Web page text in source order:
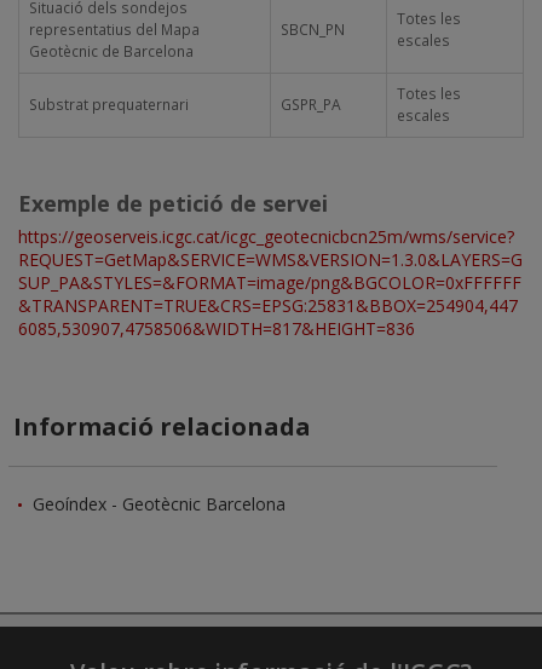
Situació dels sondejos
representatius del Mapa
Geotècnic de Barcelona
SBCN_PN
Totes les
escales
Substrat prequaternari GSPR_PA
Totes les
escales
Exemple de petició de servei
https://geoserveis.icgc.cat/icgc_geotecnicbcn25m/wms/service?
REQUEST=GetMap&SERVICE=WMS&VERSION=1.3.0&LAYERS=G
SUP_PA&STYLES=&FORMAT=image/png&BGCOLOR=0xFFFFFF
&TRANSPARENT=TRUE&CRS=EPSG:25831&BBOX=254904,447
6085,530907,4758506&WIDTH=817&HEIGHT=836
Informació relacionada
Geoíndex - Geotècnic Barcelona